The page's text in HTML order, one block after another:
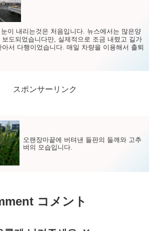
이 내리는것은 처음입니다. 뉴스에서는 많은양
도되었습니다만, 실제적으로 조금 내렸고 길가
서 다행이었습니다. 매일 차량을 이용해서 출퇴
スポンサーリンク
오랜장마끝에 버텨낸 들판의 들깨와 고추
벼의 모습입니다.
コメント